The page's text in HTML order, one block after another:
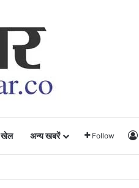
खेल अन्य खबरें Follow
साथी…..